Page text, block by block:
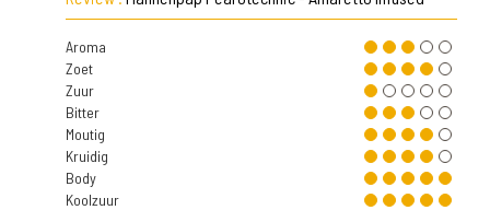
Aroma
Zoet
Zuur
Bitter
Moutig
Kruidig
Body
Koolzuur